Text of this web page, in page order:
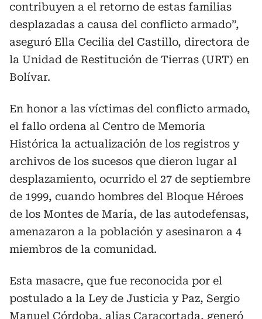
contribuyen a el retorno de estas familias
desplazadas a causa del conflicto armado”,
aseguró Ella Cecilia del Castillo, directora de
la Unidad de Restitución de Tierras (URT) en
Bolívar.
En honor a las víctimas del conflicto armado,
el fallo ordena al Centro de Memoria
Histórica la actualización de los registros y
archivos de los sucesos que dieron lugar al
desplazamiento, ocurrido el 27 de septiembre
de 1999, cuando hombres del Bloque Héroes
de los Montes de María, de las autodefensas,
amenazaron a la población y asesinaron a 4
miembros de la comunidad.
Esta masacre, que fue reconocida por el
postulado a la Ley de Justicia y Paz, Sergio
Manuel Córdoba, alias Caracortada, generó